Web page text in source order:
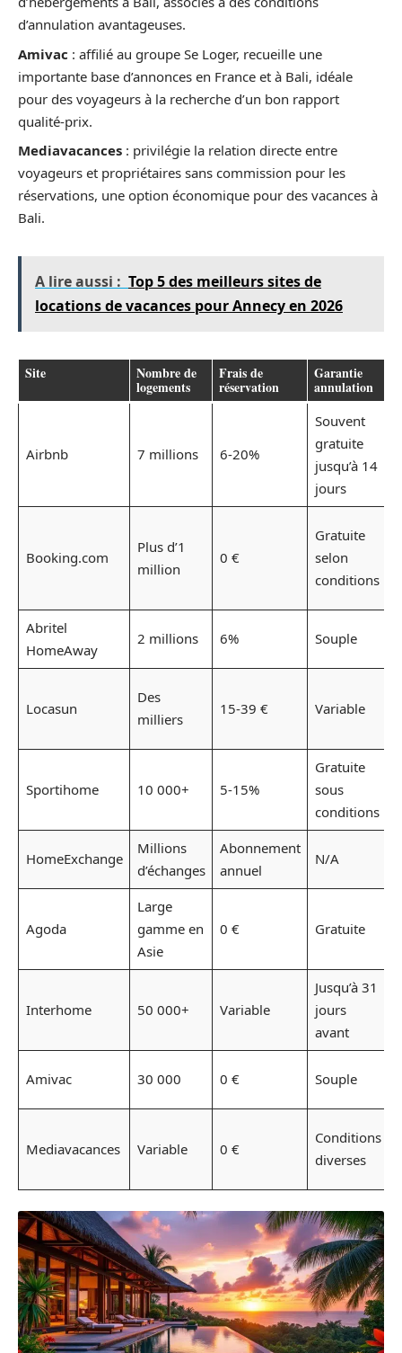
d’annulation avantageuses.
Amivac : affilié au groupe Se Loger, recueille une
importante base d’annonces en France et à Bali, idéale
pour des voyageurs à la recherche d’un bon rapport
qualité-prix.
Mediavacances : privilégie la relation directe entre
voyageurs et propriétaires sans commission pour les
réservations, une option économique pour des vacances à
Bali.
A lire aussi : Top 5 des meilleurs sites de
locations de vacances pour Annecy en 2026
Site Nombre de
logements
Frais de
réservation
Garantie
annulation
Airbnb 7 millions 6-20%
Souvent
gratuite
jusqu’à 14
jours
Booking.com
Plus d’1
million
0 €
Gratuite
selon
conditions
Abritel
HomeAway
2 millions 6% Souple
Locasun
Des
milliers
15-39 € Variable
Sportihome 10 000+ 5-15%
Gratuite
sous
conditions
HomeExchange
Millions
d’échanges
Abonnement
annuel
N/A
Agoda
Large
gamme en
Asie
0 € Gratuite
Interhome 50 000+ Variable
Jusqu’à 31
jours
avant
Amivac 30 000 0 € Souple
Mediavacances Variable 0 €
Conditions
diverses